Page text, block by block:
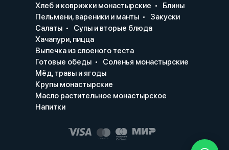
Хлеб и коврижки монастырские
Блины
Пельмени, вареники и манты
Закуски
Салаты
Супы и вторые блюда
Хачапури, пицца
Выпечка из слоеного теста
Готовые обеды
Соленья монастырские
Мёд, травы и ягоды
Крупы монастырские
Масло растительное монастырское
Напитки